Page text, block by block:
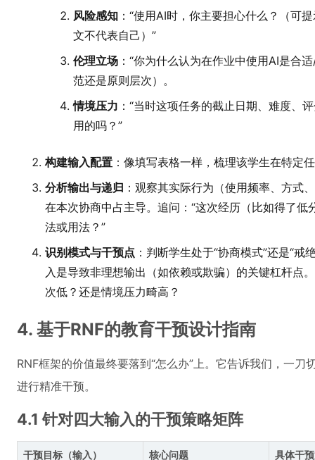
风险感知 ：“使用AI时，你主要担心什么？（可
文不代表自己）”
伦理立场 ：“你为什么认为在作业中使用AI是合
范还是原则层次）。
情境压力 ：“当时这项任务的截止日期、难度、
用的吗？”
构建输入配置 ：像填写表格一样，梳理该学生在特定
分析输出与递归 ：观察其实际行为（使用频率、方式
在本次协商中占主导。追问：“这次经历（比如得了
法或用法？”
识别模式与干预点 ：判断学生处于“协商模式”还是“
入是导致非理想输出（如依赖或欺骗）的关键杠杆点
次低？还是情境压力畸高？
4. 基于RNF的教育干预设计指南
RNF框架的价值最终要落到“怎么办”上。它告诉我们，一
进行精准干预。
4.1 针对四大输入的干预策略矩阵
干预目标（输入） 核心问题 具体干